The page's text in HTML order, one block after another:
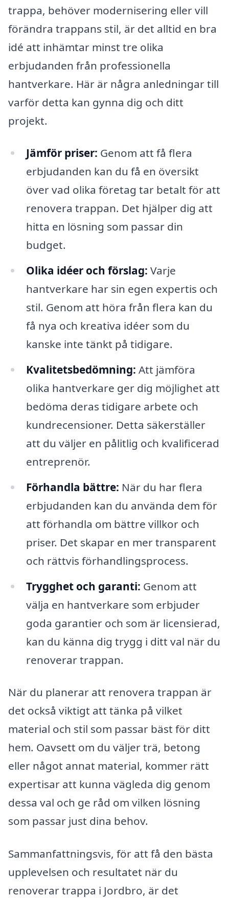
trappa, behöver modernisering eller vill
förändra trappans stil, är det alltid en bra
idé att inhämtar minst tre olika
erbjudanden från professionella
hantverkare. Här är några anledningar till
varför detta kan gynna dig och ditt
projekt.
Jämför priser: Genom att få flera
erbjudanden kan du få en översikt
över vad olika företag tar betalt för att
renovera trappan. Det hjälper dig att
hitta en lösning som passar din
budget.
Olika idéer och förslag: Varje
hantverkare har sin egen expertis och
stil. Genom att höra från flera kan du
få nya och kreativa idéer som du
kanske inte tänkt på tidigare.
Kvalitetsbedömning: Att jämföra
olika hantverkare ger dig möjlighet att
bedöma deras tidigare arbete och
kundrecensioner. Detta säkerställer
att du väljer en pålitlig och kvalificerad
entreprenör.
Förhandla bättre: När du har flera
erbjudanden kan du använda dem för
att förhandla om bättre villkor och
priser. Det skapar en mer transparent
och rättvis förhandlingsprocess.
Trygghet och garanti: Genom att
välja en hantverkare som erbjuder
goda garantier och som är licensierad,
kan du känna dig trygg i ditt val när du
renoverar trappan.
När du planerar att renovera trappan är
det också viktigt att tänka på vilket
material och stil som passar bäst för ditt
hem. Oavsett om du väljer trä, betong
eller något annat material, kommer rätt
expertisar att kunna vägleda dig genom
dessa val och ge råd om vilken lösning
som passar just dina behov.
Sammanfattningsvis, för att få den bästa
upplevelsen och resultatet när du
renoverar trappa i Jordbro, är det